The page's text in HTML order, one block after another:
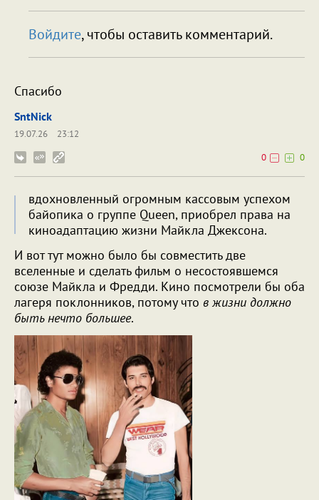
Войдите, чтобы оставить комментарий.
Спасибо
SntNick
19.07.26
23:12
0
0
вдохновленный огромным кассовым успехом
байопика о группе Queen, приобрел права на
киноадаптацию жизни Майкла Джексона.
И вот тут можно было бы совместить две
вселенные и сделать фильм о несостоявшемся
союзе Майкла и Фредди. Кино посмотрели бы оба
лагеря поклонников, потому что в жизни должно
быть нечто большее.